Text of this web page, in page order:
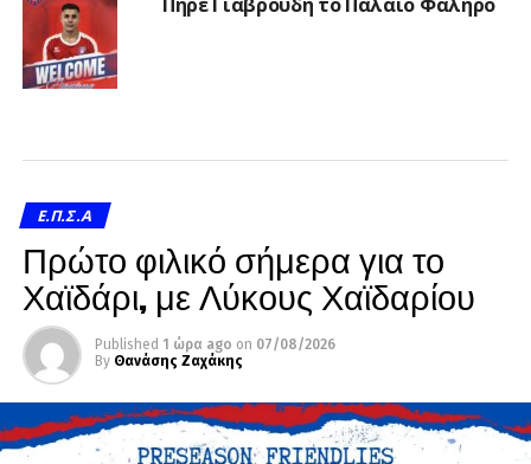
Ε.Π.Σ.Α
Πρώτο φιλικό σήμερα για το
Χαϊδάρι, με Λύκους Χαϊδαρίου
Published 1 ώρα ago on 07/08/2026
By Θανάσης Ζαχάκης